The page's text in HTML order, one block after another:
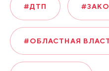
#ДТП
#ОБЛАСТНАЯ